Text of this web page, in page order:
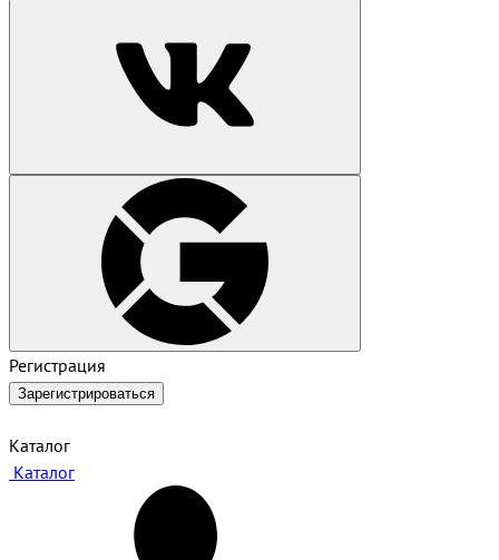
Регистрация
Зарегистрироваться
Каталог
Каталог